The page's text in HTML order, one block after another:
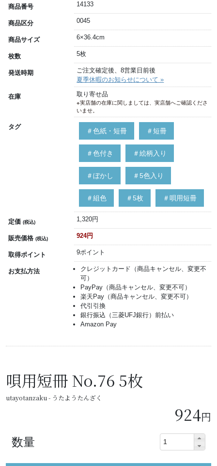
商品番号 14133
商品区分 0045
商品サイズ 6×36.4cm
枚数 5枚
発送時期
ご注文確定後、8営業日前後
夏季休暇のお知らせについて »
在庫 取り寄せ品
※実店舗の在庫に関しましては、実店舗へご確認くださ
いませ。
タグ
＃色紙・短冊 ＃短冊
＃色付き ＃絵柄入り
＃ぼかし ＃5色入り
＃組色 ＃5枚 ＃唄用短冊
定価 (税込) 1,320円
販売価格 (税込) 924円
取得ポイント 9ポイント
お支払方法
クレジットカード（商品キャンセル、変更不
可）
PayPay（商品キャンセル、変更不可）
楽天Pay（商品キャンセル、変更不可）
代引引換
銀行振込（三菱UFJ銀行）前払い
Amazon Pay
唄用短冊 No.76 5枚
utayotanzaku - うたようたんざく
924円
数量